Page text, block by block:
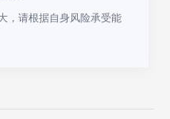
，请根据自身风险承受能